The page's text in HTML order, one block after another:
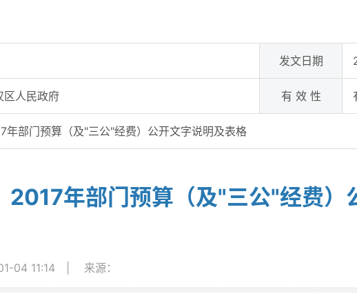
发文日期
区人民政府 有 效 性
年部门预算（及"三公"经费）公开文字说明及表格
2017年部门预算（及"三公"经费）
04 11:14 来源：